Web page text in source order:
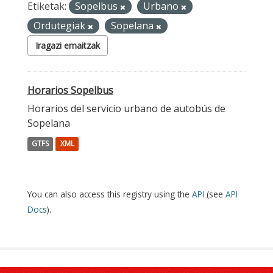
Etiketak: Sopelbus
Urbano
Ordutegiak
Sopelana
Iragazi emaitzak
Horarios Sopelbus
Horarios del servicio urbano de autobús de
Sopelana
GTFS XML
You can also access this registry using the API (see API
Docs).